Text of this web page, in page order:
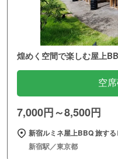
煌めく空間で楽しむ屋上
空
7,000円～8,500円
新宿ルミネ屋上BBQ 旅す
新宿駅／東京都